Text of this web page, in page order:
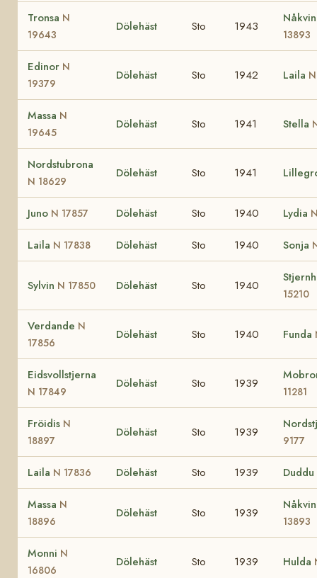
Tronsa N
19643
Dölehäst Sto 1943
13893
Edinor N
19379
Dölehäst Sto 1942 Laila
Massa N
19645
Dölehäst Sto 1941 Stella
Nordstubrona
N 18629
Dölehäst Sto 1941
Juno N 17857 Dölehäst Sto 1940 Lydia
Laila N 17838 Dölehäst Sto 1940 Sonja
Sylvin N 17850 Dölehäst Sto 1940
15210
Verdande N
17856
Dölehäst Sto 1940 Funda
Eidsvollstjerna
N 17849
Dölehäst Sto 1939
11281
Fröidis N
18897
Dölehäst Sto 1939
9177
Laila N 17836 Dölehäst Sto 1939 Duddu
Massa N
18896
Dölehäst Sto 1939
13893
Monni N
16806
Dölehäst Sto 1939 Hulda